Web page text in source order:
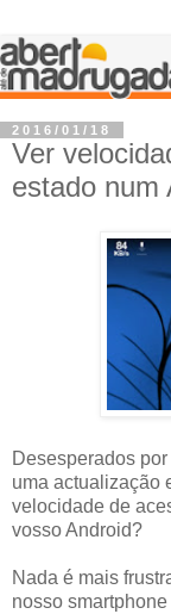
2016/01/18
Ver
estado num
Desesperados
uma actualização
velocidade de
vosso Android?
Nada é mais
nosso